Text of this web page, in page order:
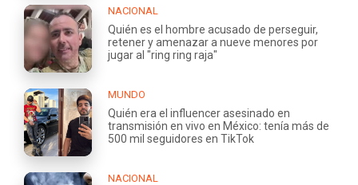
NACIONAL
Quién es el hombre acusado de perseguir,
retener y amenazar a nueve menores por
jugar al "ring ring raja"
MUNDO
Quién era el influencer asesinado en
transmisión en vivo en México: tenía más de
500 mil seguidores en TikTok
NACIONAL